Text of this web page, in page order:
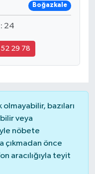
Boğazkale
24
29 78
bazıları
veya
nöbete
çıkmadan önce
aracılığıyla teyit